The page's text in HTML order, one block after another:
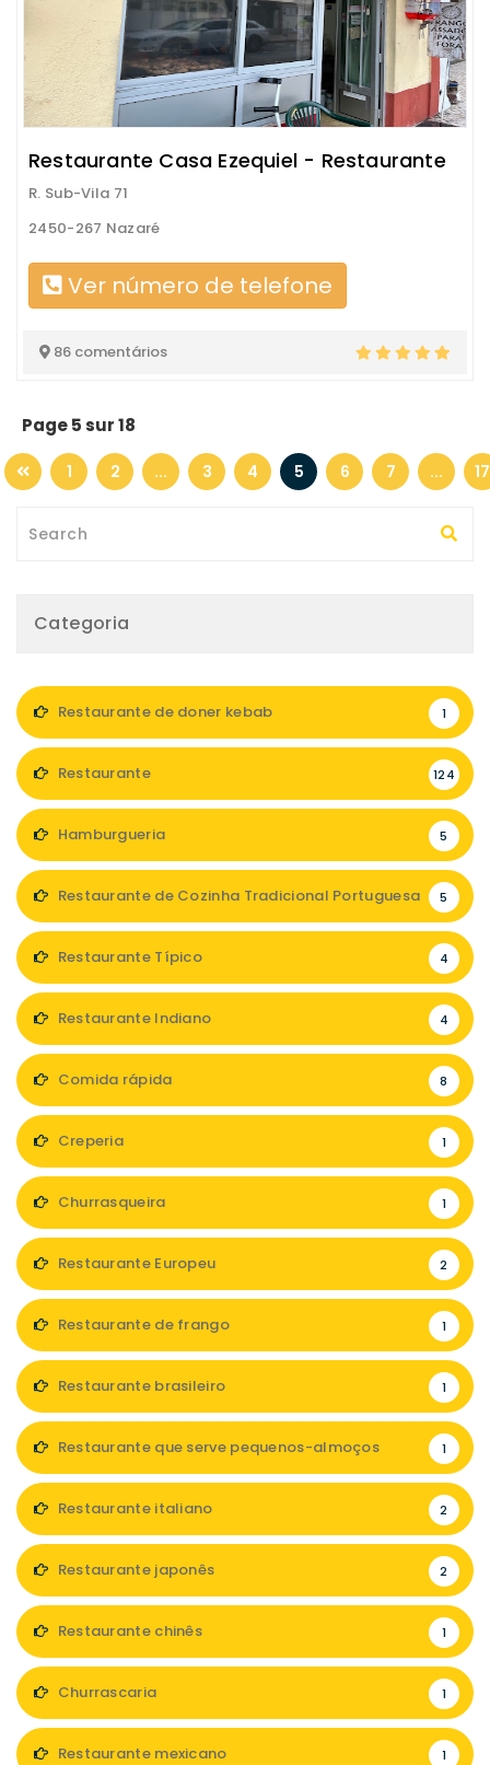
Restaurante Casa Ezequiel - Restaurante
R. Sub-Vila 71
2450-267 Nazaré
Ver número de telefone
86 comentários
Page 5 sur 18
1 2 ... 3 4 5 6 7 ... 17
Categoria
Restaurante de doner kebab 1
Restaurante 124
Hamburgueria 5
Restaurante de Cozinha Tradicional Portuguesa 5
Restaurante Típico 4
Restaurante Indiano 4
Comida rápida 8
Creperia 1
Churrasqueira 1
Restaurante Europeu 2
Restaurante de frango 1
Restaurante brasileiro 1
Restaurante que serve pequenos-almoços 1
Restaurante italiano 2
Restaurante japonês 2
Restaurante chinês 1
Churrascaria 1
Restaurante mexicano 1